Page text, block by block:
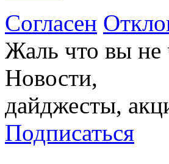
Согласен
Жаль что вы
Новости,
дайджесты,
Подписаться